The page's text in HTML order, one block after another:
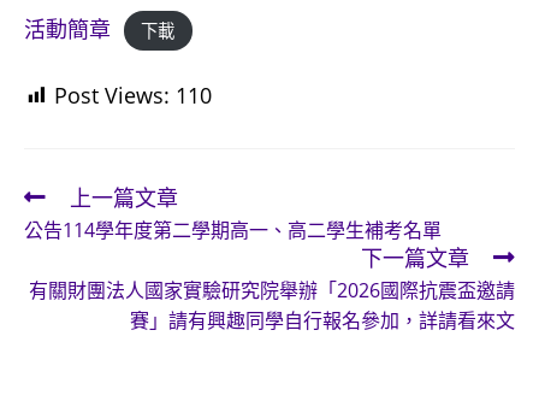
活動簡章
下載
Post Views: 110
Read
more
articles
上一篇文章
公告114學年度第二學期高一、高二學生補考名單
下一篇文章
有關財團法人國家實驗研究院舉辦「2026國際抗震盃邀請
賽」請有興趣同學自行報名參加，詳請看來文